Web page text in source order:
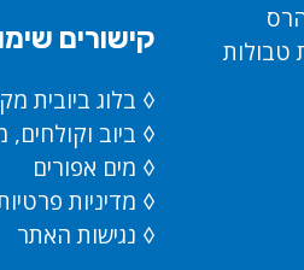
קישורים
◊ בלוג ביובית
◊ ביוב
◊ מים אפורים
◊ מדיניות
◊ נגישות האתר